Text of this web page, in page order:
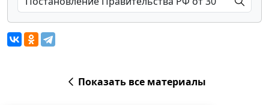
Показать все материалы